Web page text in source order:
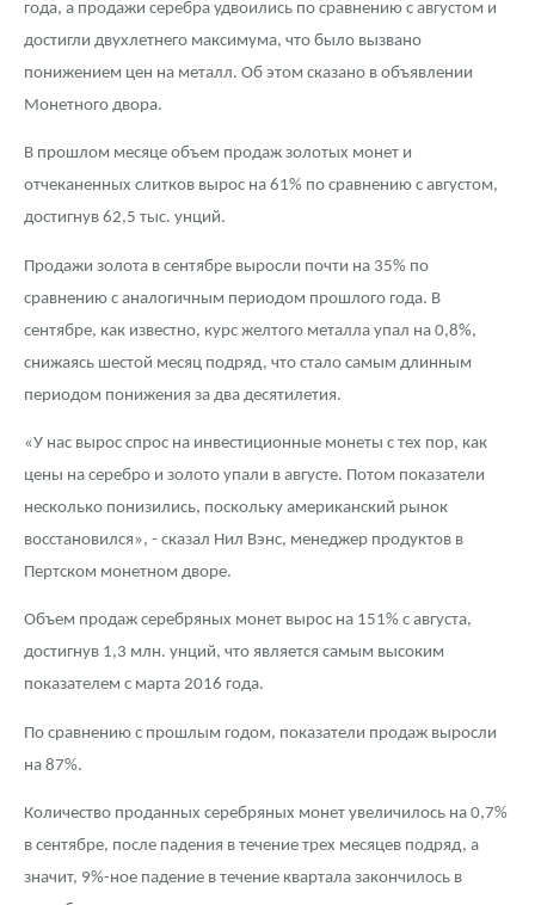
года, а продажи серебра удвоились по сравнению с августом и
достигли двухлетнего максимума, что было вызвано
понижением цен на металл. Об этом сказано в объявлении
Монетного двора.
В прошлом месяце объем продаж золотых монет и
отчеканенных слитков вырос на 61% по сравнению с августом,
достигнув 62,5 тыс. унций.
Продажи золота в сентябре выросли почти на 35% по
сравнению с аналогичным периодом прошлого года. В
сентябре, как известно, курс желтого металла упал на 0,8%,
снижаясь шестой месяц подряд, что стало самым длинным
периодом понижения за два десятилетия.
«У нас вырос спрос на инвестиционные монеты с тех пор, как
цены на серебро и золото упали в августе. Потом показатели
несколько понизились, поскольку американский рынок
восстановился», - сказал Нил Вэнс, менеджер продуктов в
Пертском монетном дворе.
Объем продаж серебряных монет вырос на 151% с августа,
достигнув 1,3 млн. унций, что является самым высоким
показателем с марта 2016 года.
По сравнению с прошлым годом, показатели продаж выросли
на 87%.
Количество проданных серебряных монет увеличилось на 0,7%
в сентябре, после падения в течение трех месяцев подряд, а
значит, 9%-ное падение в течение квартала закончилось в